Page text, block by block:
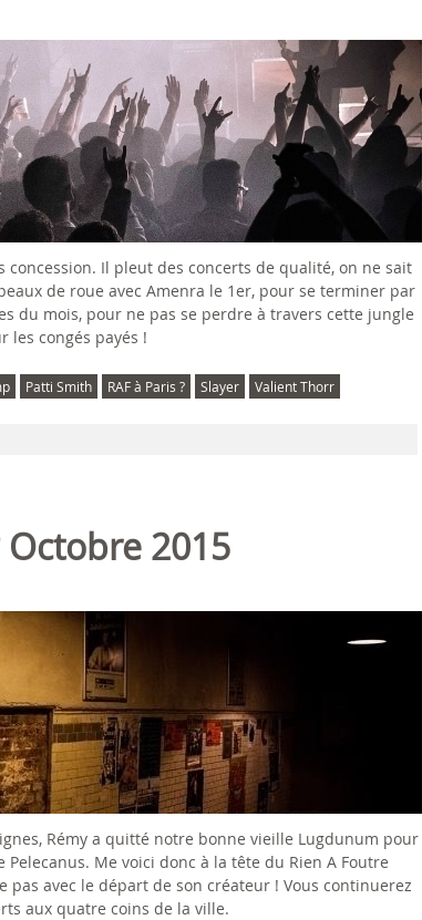
concession. Il pleut des concerts de qualité, on ne sait
de roue avec Amenra le 1er, pour se terminer par
du mois, pour ne pas se perdre à travers cette jungle
les congés payés !
Patti Smith RAF à Paris ? Slayer Valient Thorr
2015
Rémy a quitté notre bonne vieille Lugdunum pour
Me voici donc à la tête du Rien A Foutre
pas avec le départ de son créateur ! Vous continuerez
aux quatre coins de la ville.